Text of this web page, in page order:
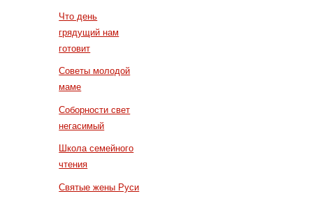
Что день
грядущий нам
готовит
Советы молодой
маме
Соборности свет
негасимый
Школа семейного
чтения
Святые жены Руси